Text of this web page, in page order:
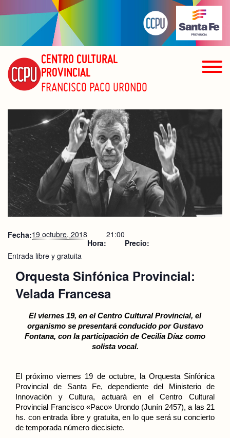
CENTRO CULTURAL
PROVINCIAL
FRANCISCO PACO URONDO
Fecha:19 octubre, 2018
Hora:
21:00
Precio:
Entrada libre y gratuita
Orquesta Sinfónica Provincial:
Velada Francesa
El viernes 19, en el Centro Cultural Provincial, el
organismo se presentará conducido por Gustavo
Fontana, con la participación de Cecilia Díaz como
solista vocal.
El próximo viernes 19 de octubre, la Orquesta Sinfónica
Provincial de Santa Fe,dependiente del Ministerio de
Innovación y Cultura, actuará en el Centro Cultural
Provincial Francisco «Paco» Urondo (Junín 2457), a las 21
hs. con entrada libre y gratuita, en lo que será su concierto
de temporada número diecisiete.